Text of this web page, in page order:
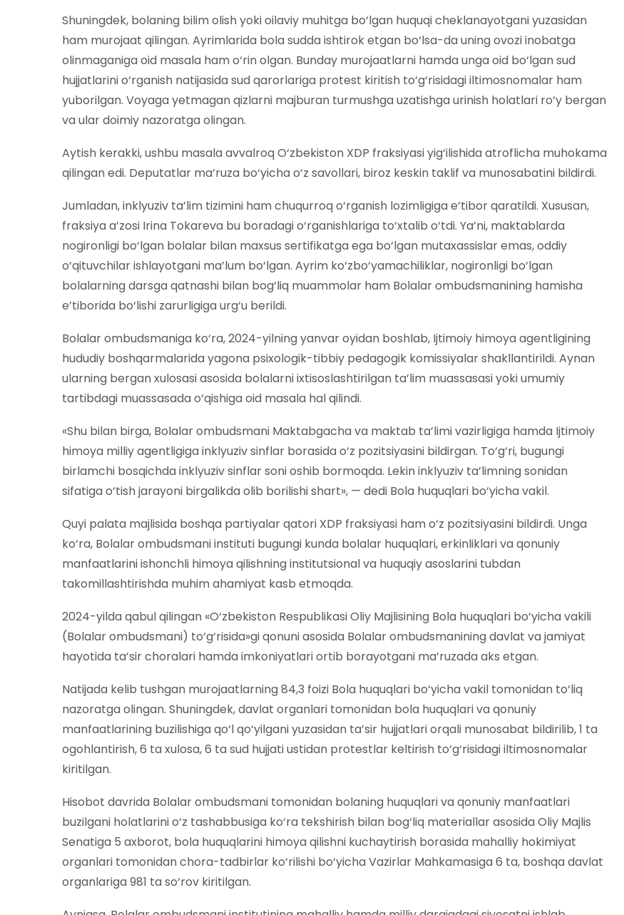
Shuningdek, bolaning bilim olish yoki oilaviy muhitga bo‘lgan huquqi cheklanayotgani yuzasidan
ham murojaat qilingan. Ayrimlarida bola sudda ishtirok etgan bo‘lsa-da uning ovozi inobatga
olinmaganiga oid masala ham o‘rin olgan. Bunday murojaatlarni hamda unga oid bo‘lgan sud
hujjatlarini o‘rganish natijasida sud qarorlariga protest kiritish to‘g‘risidagi iltimosnomalar ham
yuborilgan. Voyaga yetmagan qizlarni majburan turmushga uzatishga urinish holatlari ro‘y bergan
va ular doimiy nazoratga olingan.
Aytish kerakki, ushbu masala avvalroq O‘zbekiston XDP fraksiyasi yig‘ilishida atroflicha muhokama
qilingan edi. Deputatlar ma’ruza bo‘yicha o‘z savollari, biroz keskin taklif va munosabatini bildirdi.
Jumladan, inklyuziv ta’lim tizimini ham chuqurroq o‘rganish lozimligiga e’tibor qaratildi. Xususan,
fraksiya a’zosi Irina Tokareva bu boradagi o‘rganishlariga to‘xtalib o‘tdi. Ya’ni, maktablarda
nogironligi bo‘lgan bolalar bilan maxsus sertifikatga ega bo‘lgan mutaxassislar emas, oddiy
o‘qituvchilar ishlayotgani ma’lum bo‘lgan. Ayrim ko‘zbo‘yamachiliklar, nogironligi bo‘lgan
bolalarning darsga qatnashi bilan bog‘liq muammolar ham Bolalar ombudsmanining hamisha
e’tiborida bo‘lishi zarurligiga urg‘u berildi.
Bolalar ombudsmaniga ko‘ra, 2024-yilning yanvar oyidan boshlab, Ijtimoiy himoya agentligining
hududiy boshqarmalarida yagona psixologik-tibbiy pedagogik komissiyalar shakllantirildi. Aynan
ularning bergan xulosasi asosida bolalarni ixtisoslashtirilgan ta’lim muassasasi yoki umumiy
tartibdagi muassasada o‘qishiga oid masala hal qilindi.
«Shu bilan birga, Bolalar ombudsmani Maktabgacha va maktab ta’limi vazirligiga hamda Ijtimoiy
himoya milliy agentligiga inklyuziv sinflar borasida o‘z pozitsiyasini bildirgan. To‘g‘ri, bugungi
birlamchi bosqichda inklyuziv sinflar soni oshib bormoqda. Lekin inklyuziv ta’limning sonidan
sifatiga o‘tish jarayoni birgalikda olib borilishi shart», — dedi Bola huquqlari bo‘yicha vakil.
Quyi palata majlisida boshqa partiyalar qatori XDP fraksiyasi ham o‘z pozitsiyasini bildirdi. Unga
ko‘ra, Bolalar ombudsmani instituti bugungi kunda bolalar huquqlari, erkinliklari va qonuniy
manfaatlarini ishonchli himoya qilishning institutsional va huquqiy asoslarini tubdan
takomillashtirishda muhim ahamiyat kasb etmoqda.
2024-yilda qabul qilingan «O‘zbekiston Respublikasi Oliy Majlisining Bola huquqlari bo‘yicha vakili
(Bolalar ombudsmani) to‘g‘risida»gi qonuni asosida Bolalar ombudsmanining davlat va jamiyat
hayotida ta’sir choralari hamda imkoniyatlari ortib borayotgani ma’ruzada aks etgan.
Natijada kelib tushgan murojaatlarning 84,3 foizi Bola huquqlari bo‘yicha vakil tomonidan to‘liq
nazoratga olingan. Shuningdek, davlat organlari tomonidan bola huquqlari va qonuniy
manfaatlarining buzilishiga qo‘l qo‘yilgani yuzasidan ta’sir hujjatlari orqali munosabat bildirilib, 1 ta
ogohlantirish, 6 ta xulosa, 6 ta sud hujjati ustidan protestlar keltirish to‘g‘risidagi iltimosnomalar
kiritilgan.
Hisobot davrida Bolalar ombudsmani tomonidan bolaning huquqlari va qonuniy manfaatlari
buzilgani holatlarini o‘z tashabbusiga ko‘ra tekshirish bilan bog‘liq materiallar asosida Oliy Majlis
Senatiga 5 axborot, bola huquqlarini himoya qilishni kuchaytirish borasida mahalliy hokimiyat
organlari tomonidan chora-tadbirlar ko‘rilishi bo‘yicha Vazirlar Mahkamasiga 6 ta, boshqa davlat
organlariga 981 ta so‘rov kiritilgan.